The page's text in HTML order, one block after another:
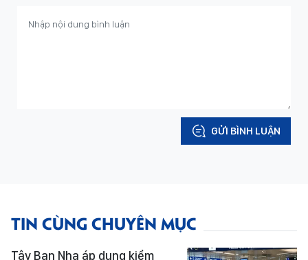
GỬI BÌNH LUẬN
TIN CÙNG CHUYÊN MỤC
Tây Ban Nha áp dụng kiểm